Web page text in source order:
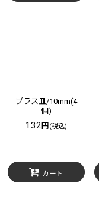
ブラス皿/10mm(4
個)
132 円 (税込)
カート